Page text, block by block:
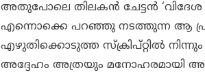
അതുപോലെ തിലകൻ ചേട്ടൻ
എന്നൊക്കെ പറഞ്ഞു നടത്തുന്ന ആ
എഴുതിക്കൊടുത്ത സ്ക്രിപ്റ്റിൽ
അദ്ദേഹം അത്രയും മനോഹരമായി